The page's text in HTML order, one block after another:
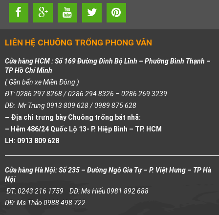
LIÊN HỆ CHUÔNG TRỐNG PHONG VÂN
Cửa hàng HCM : Số 169 Đường Đinh Bộ Lĩnh – Phường Bình Thạnh –
TP Hồ Chí Minh
( Gần bến xe Miền Đông )
ĐT: 0286 297 8268 / 0286 294 8326 – 0286 269 3239
DĐ: Mr Trung 0913 809 628 / 0989 875 628
– Địa chỉ trưng bày Chuông trống bát nhã:
– Hẻm 486/24 Quốc Lộ 13- P. Hiệp Bình – TP. HCM
LH: 0913 809 628
Cửa hàng Hà Nội: Số 235 – Đường Ngô Gia Tự – P. Việt Hưng – TP Hà
Nội
ĐT: 0243 216 1759 DĐ: Ms Hiếu 0981 892 688
DĐ: Ms Thảo 0988 498 722